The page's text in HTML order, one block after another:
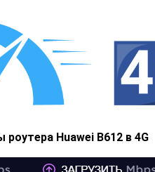
Huawei B612 в 4G